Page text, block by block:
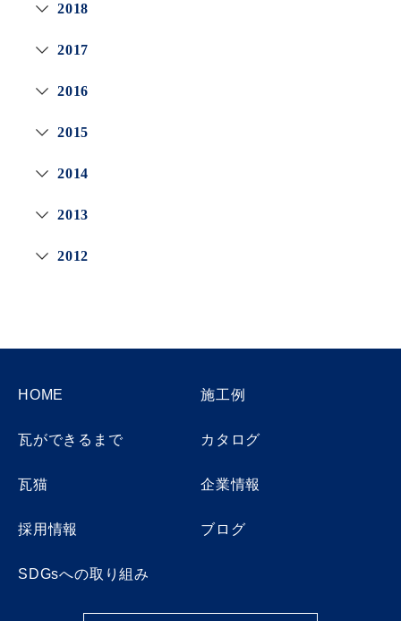
2018
2017
2016
2015
2014
2013
2012
HOME 施工例
瓦ができるまで カタログ
瓦猫 企業情報
採用情報 ブログ
SDGsへの取り組み